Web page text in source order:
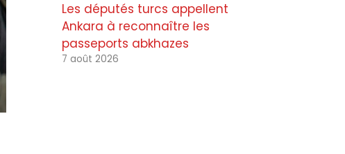
Les députés turcs appellent
Ankara à reconnaître les
passeports abkhazes
7 août 2026